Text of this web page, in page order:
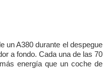
un A380 durante el despegue
a fondo. Cada una de las 70
energía que un coche de